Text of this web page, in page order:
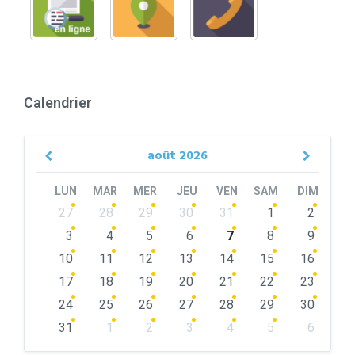
Calendrier
août 2026
Previous
LUN MAR MER JEU VEN SAM DIM
Skip
calendar
27 28 29 30 31 1
2
3
4 5 6 7 8
9
10
11 12 13 14 15
16
17
18 19 20 21 22
23
24
25 26 27 28 29
30
31
1 2 3 4 5
6